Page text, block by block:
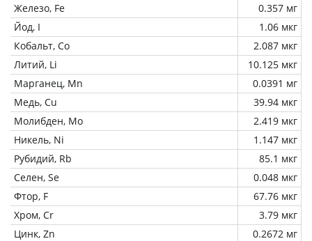
Железо, Fe
0.357 мг
Йод, I
1.06 мкг
Кобальт, Co
2.087 мкг
Литий, Li
10.125 мкг
Марганец, Mn
0.0391 мг
Медь, Cu
39.94 мкг
Молибден, Mo
2.419 мкг
Никель, Ni
1.147 мкг
Рубидий, Rb
85.1 мкг
Селен, Se
0.048 мкг
Фтор, F
67.76 мкг
Хром, Cr
3.79 мкг
Цинк, Zn
0.2672 мг